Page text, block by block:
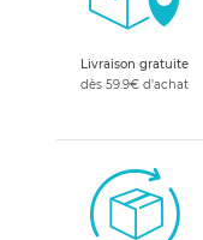
Livraison gratuite
dès 59.9€ d'achat